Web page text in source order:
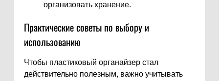
организовать хранение.
Практические советы по выбору и
использованию
Чтобы пластиковый органайзер стал
действительно полезным, важно учитывать